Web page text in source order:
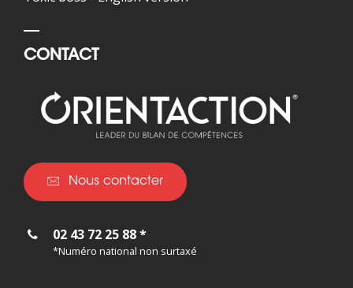
CONTACT
Nous contacter
02 43 72 25 88 *
*Numéro national non surtaxé